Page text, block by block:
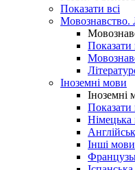
Показати всі
Мовознавство.
Показати
Іноземні мови
Іноземні
Показати
Німецька
Інші мови